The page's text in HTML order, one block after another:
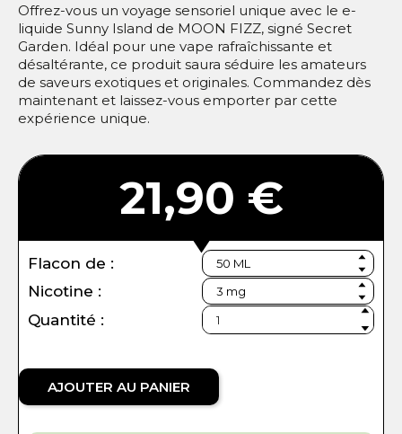
Offrez-vous un voyage sensoriel unique avec le e-
liquide Sunny Island de MOON FIZZ, signé Secret
Garden. Idéal pour une vape rafraîchissante et
désaltérante, ce produit saura séduire les amateurs
de saveurs exotiques et originales. Commandez dès
maintenant et laissez-vous emporter par cette
expérience unique.
21,90 €
Flacon de :
Nicotine :
Quantité :
AJOUTER AU PANIER